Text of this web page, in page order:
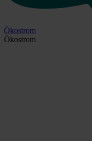
Ökostrom
Ökostrom